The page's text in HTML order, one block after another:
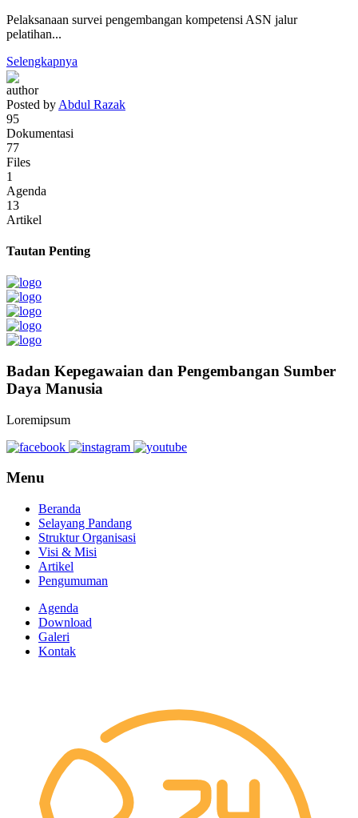
Pelaksanaan survei pengembangan kompetensi ASN jalur
pelatihan...
Selengkapnya
Posted by Abdul Razak
95
Dokumentasi
77
Files
1
Agenda
13
Artikel
Tautan Penting
Badan Kepegawaian dan Pengembangan Sumber
Daya Manusia
Loremipsum
Menu
Beranda
Selayang Pandang
Struktur Organisasi
Visi & Misi
Artikel
Pengumuman
Agenda
Download
Galeri
Kontak